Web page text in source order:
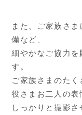
また、ご家族さ
備など、
細やかなご協力を
す。
ご家族さまのた
役さまお二人の表
しっかりと撮影